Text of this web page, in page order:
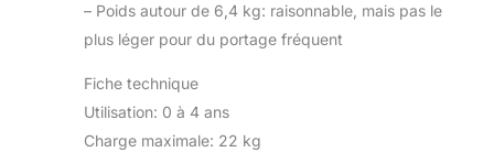
– Poids autour de 6,4 kg: raisonnable, mais pas le
plus léger pour du portage fréquent
Fiche technique
Utilisation: 0 à 4 ans
Charge maximale: 22 kg